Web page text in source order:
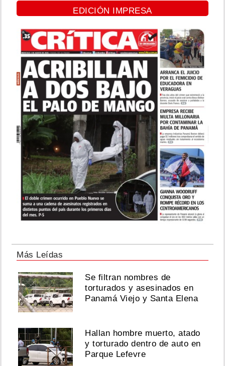
EDICIÓN IMPRESA
Más Leídas
Se filtran nombres de
torturados y asesinados en
Panamá Viejo y Santa Elena
Hallan hombre muerto, atado
y torturado dentro de auto en
Parque Lefevre